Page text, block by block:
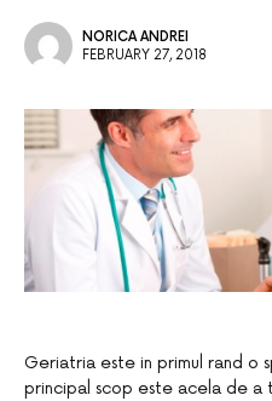
NORICA ANDREI
FEBRUARY 27, 2018
Geriatria este in primul rand o
principal scop este acela de a